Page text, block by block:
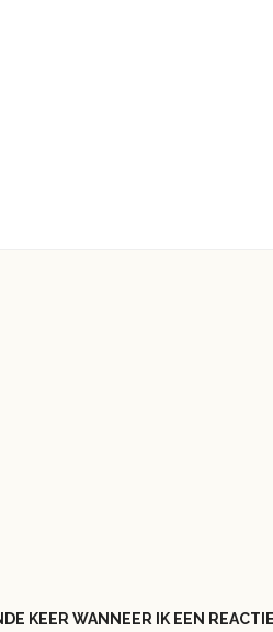
KEER WANNEER IK EEN